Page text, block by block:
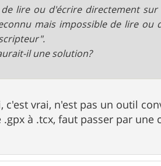
lire ou d'écrire directement
mais impossible de lire
il une solution?
vrai, n'est pas un outil
à .tcx, faut passer par une